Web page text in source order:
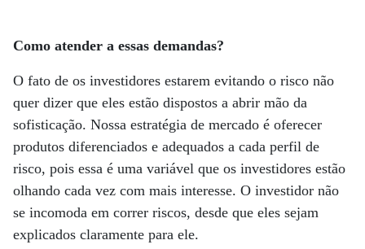
Como atender a essas demandas?
O fato de os investidores estarem evitando o risco não
quer dizer que eles estão dispostos a abrir mão da
sofisticação. Nossa estratégia de mercado é oferecer
produtos diferenciados e adequados a cada perfil de
risco, pois essa é uma variável que os investidores estão
olhando cada vez com mais interesse. O investidor não
se incomoda em correr riscos, desde que eles sejam
explicados claramente para ele.